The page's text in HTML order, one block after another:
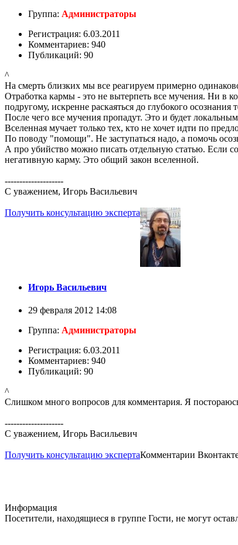
Группа: Администраторы
Регистрация: 6.03.2011
Комментариев: 940
Публикаций: 90
^
На смерть близких мы все реагируем примерно
Отработка кармы - это не вытерпеть все мучения. Ни в
подругому, искренне раскаяться до глубокого осознания
После чего все мучения пропадут. Это и будет
Вселенная мучает только тех, кто не хочет идти по
По поводу "помощи". Не заступаться надо, а помочь
А про убийство можно писать отдельную статью. Если
негативную карму. Это общий закон вселенной.
--------------------
С уважением, Игорь Васильевич
Получить консультацию эксперта
Игорь Васильевич
29 февраля 2012 14:08
Группа: Администраторы
Регистрация: 6.03.2011
Комментариев: 940
Публикаций: 90
^
Слишком много вопросов для комментария. Я
--------------------
С уважением, Игорь Васильевич
Получить консультацию экспертаКомментарии
Информация
Посетители, находящиеся в группе Гости, не могут